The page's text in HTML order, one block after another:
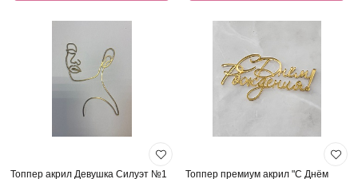
Топпер акрил Девушка Силуэт №1
Топпер премиум акрил "С Днём